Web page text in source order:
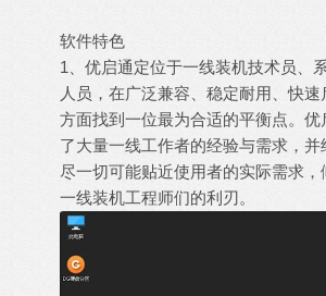
软件特色
1、优启通定位于一线装机技术员、
人员，在广泛兼容、稳定耐用、快
方面找到一位最为合适的平衡点。
了大量一线工作者的经验与需求，并
尽一切可能贴近使用者的实际需求
一线装机工程师们的利刃。